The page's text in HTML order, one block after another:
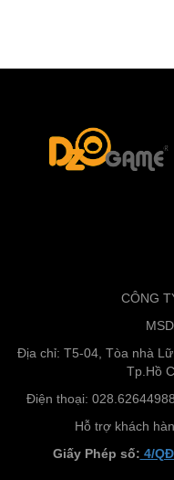
CÔNG
Địa chỉ: T5-04, Tòa nhà
Tp.Hồ
Điện thoại:
Hỗ trợ khách
Giấy Phép số: 4/